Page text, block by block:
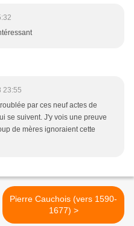
23:55
par ces neuf actes de
se suivent. J'y vois une preuve
de mères ignoraient cette
Pierre Cauchois (vers 1590-
1677) >